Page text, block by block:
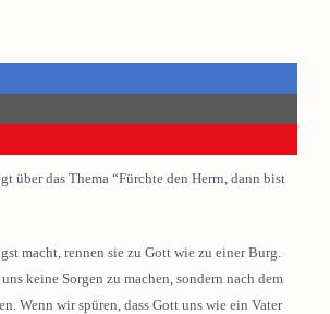
über das Thema “Fürchte den Herrn, dann bist
macht, rennen sie zu Gott wie zu einer Burg.
keine Sorgen zu machen, sondern nach dem
Wenn wir spüren, dass Gott uns wie ein Vater